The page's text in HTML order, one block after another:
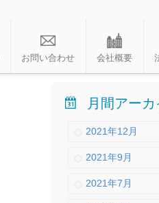
お問い合わせ 会社概要
月間アー
2021年12月
2021年9月
2021年7月